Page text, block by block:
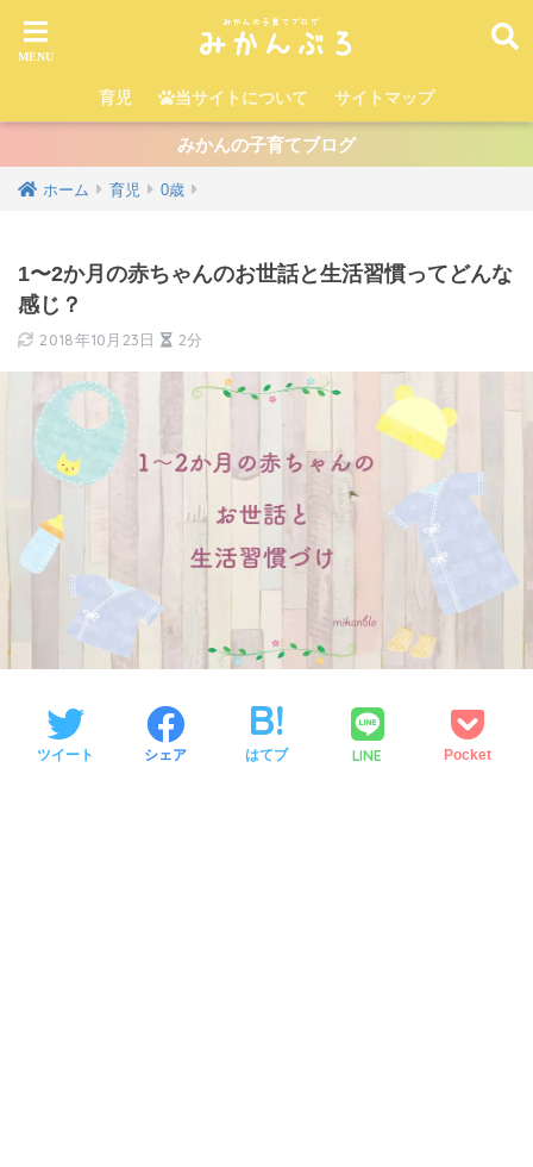
育児 当サイトについて サイトマップ
みかんの子育てブログ
ホーム 育児 0歳
1〜2か月の赤ちゃんのお世話と生活習慣ってどんな
感じ？
2018年10月23日 2分
ツイート シェア はてブ LINE Pocket